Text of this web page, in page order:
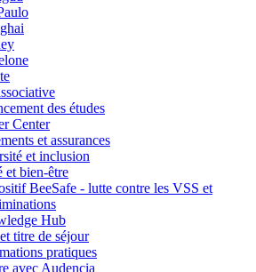
des études
Center
et assurances
et inclusion
et bien-être
BeeSafe - lutte contre les VSS et
Hub
titre de séjour
pratiques
avec Audencia